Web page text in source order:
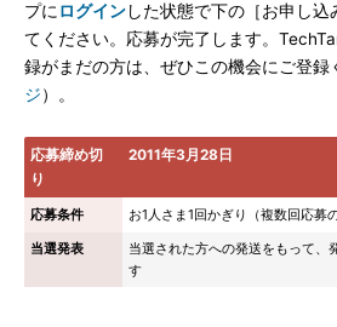
プに ログインした状態で下の［お申し
てください。応募が完了します。
録がまだの方は、ぜひこの機会にご登録
ジ）。
応募締め切
り
2011年3月28日
応募条件
お1人さま1回かぎり（複数回応募
当選発表
当選された方への発送をもって、
す